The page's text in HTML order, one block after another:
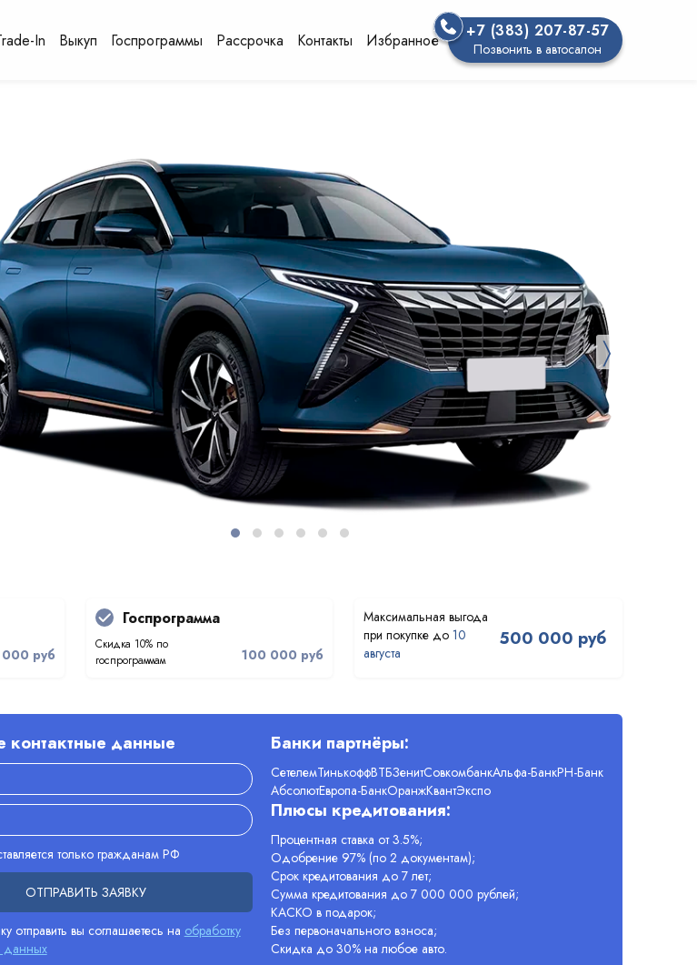
In Выкуп Госпрограммы Рассрочка Контакты Избранное +7 (383) 207-87-57
Позвонить в автосалон
〉
руб
Госпрограмма
Скидка 10% по
госпрограммам
100 000 руб
10
августа
500 000 руб
контактные данные
только гражданам РФ
ОТПРАВИТЬ ЗАЯВКУ
отправить вы соглашаетесь на обработку
данных
Банки партнёры:
СетелемТинькоффВТБЗенитСовкомбанкАльфа-БанкРН-Банк
АбсолютЕвропа-БанкОранжКвантЭкспо
Плюсы кредитования:
Процентная ставка от 3.5%;
Одобрение 97% (по 2 документам);
Срок кредитования до 7 лет;
Сумма кредитования до 7 000 000 рублей;
КАСКО в подарок;
Без первоначального взноса;
Скидка до 30% на любое авто.